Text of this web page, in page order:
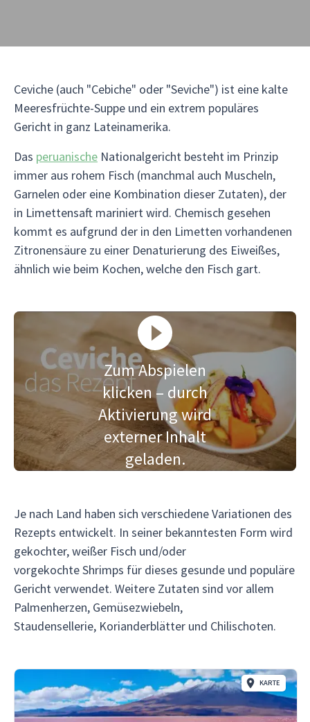
Ceviche (auch "Cebiche" oder "Seviche") ist eine kalte
Meeresfrüchte-Suppe und ein extrem populäres
Gericht in ganz Lateinamerika.
Das peruanische Nationalgericht besteht im Prinzip
immer aus rohem Fisch (manchmal auch Muscheln,
Garnelen oder eine Kombination dieser Zutaten), der
in Limettensaft mariniert wird. Chemisch gesehen
kommt es aufgrund der in den Limetten vorhandenen
Zitronensäure zu einer Denaturierung des Eiweißes,
ähnlich wie beim Kochen, welche den Fisch gart.
Zum Abspielen
klicken – durch
Aktivierung wird
externer Inhalt
geladen.
Je nach Land haben sich verschiedene Variationen des
Rezepts entwickelt. In seiner bekanntesten Form wird
gekochter, weißer Fisch und/oder
vorgekochte Shrimps für dieses gesunde und populäre
Gericht verwendet. Weitere Zutaten sind vor allem
Palmenherzen, Gemüsezwiebeln,
Staudensellerie, Korianderblätter und Chilischoten.
KARTE